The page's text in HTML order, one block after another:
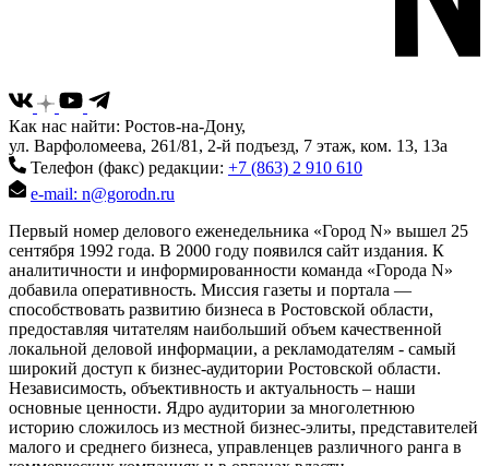
Как нас найти: Ростов-на-Дону,
ул. Варфоломеева, 261/81, 2-й подъезд, 7 этаж, ком. 13, 13а
Телефон (факс) редакции: +7 (863) 2 910 610
e-mail: n@gorodn.ru
Первый номер делового еженедельника «Город N» вышел 25
сентября 1992 года. В 2000 году появился сайт издания. К
аналитичности и информированности команда «Города N»
добавила оперативность. Миссия газеты и портала —
способствовать развитию бизнеса в Ростовской области,
предоставляя читателям наибольший объем качественной
локальной деловой информации, а рекламодателям - самый
широкий доступ к бизнес-аудитории Ростовской области.
Независимость, объективность и актуальность – наши
основные ценности. Ядро аудитории за многолетнюю
историю сложилось из местной бизнес-элиты, представителей
малого и среднего бизнеса, управленцев различного ранга в